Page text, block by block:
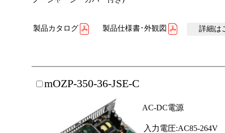
製品カタログ 製品仕様書･外観図 詳細は
mOZP-350-36-JSE-C
AC-DC電源
入力電圧:AC85-264V